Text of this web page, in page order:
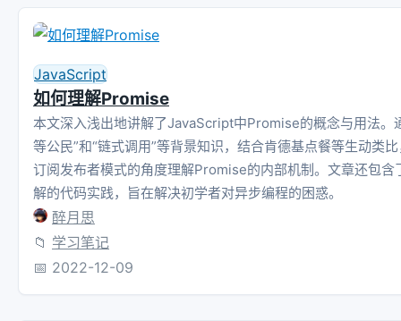
JavaScript
如何理解Promise
本文深入浅出地讲解了JavaScript中Promise的概念与用法。
等公民”和“链式调用”等背景知识，结合肯德基点餐等生动类
订阅发布者模式的角度理解Promise的内部机制。文章还包含
解的代码实践，旨在解决初学者对异步编程的困惑。
醉月思
📁 学习笔记
📅 2022-12-09